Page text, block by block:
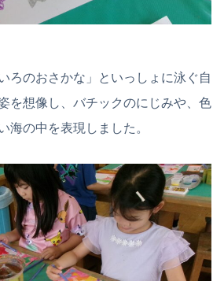
ろのおさかな」といっしょに泳ぐ自
を想像し、バチックのにじみや、色
海の中を表現しました。